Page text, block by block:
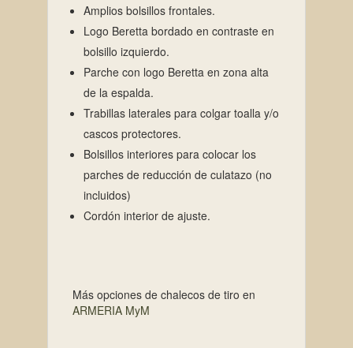
Amplios bolsillos frontales.
Logo Beretta bordado en contraste en
bolsillo izquierdo.
Parche con logo Beretta en zona alta
de la espalda.
Trabillas laterales para colgar toalla y/o
cascos protectores.
Bolsillos interiores para colocar los
parches de reducción de culatazo (no
incluidos)
Cordón interior de ajuste.
Más opciones de chalecos de tiro en
ARMERIA MyM